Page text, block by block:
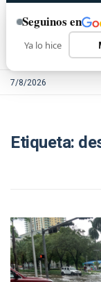
7/8/2026
Etiqueta:
Seguinos en
Ya lo hice